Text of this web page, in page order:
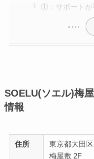
①：サポートが
SOELU(ソエル)梅
情報
住所
東京都大田
梅屋敷 2F